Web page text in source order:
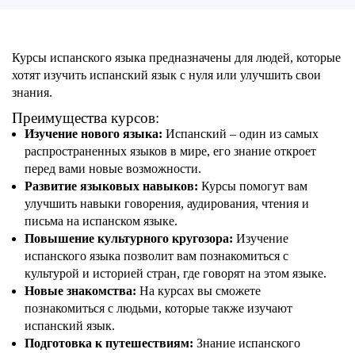
Курсы испанского языка предназначены для людей, которые
хотят изучить испанский язык с нуля или улучшить свои
знания.
Преимущества курсов:
Изучение нового языка: Испанский – один из самых
распространенных языков в мире, его знание откроет
перед вами новые возможности.
Развитие языковых навыков: Курсы помогут вам
улучшить навыки говорения, аудирования, чтения и
письма на испанском языке.
Повышение культурного кругозора: Изучение
испанского языка позволит вам познакомиться с
культурой и историей стран, где говорят на этом языке.
Новые знакомства: На курсах вы сможете
познакомиться с людьми, которые также изучают
испанский язык.
Подготовка к путешествиям: Знание испанского